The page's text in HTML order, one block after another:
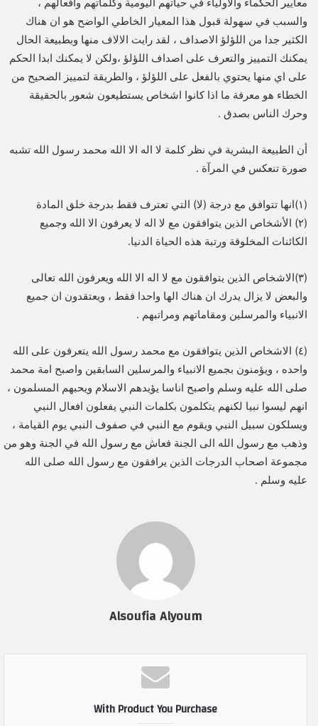
والسبب في سهولة قبول هذا المعيار الخاطي الواضح هو ان هناك
الكثير جدا من اللؤلؤ الاصداف ، لقد رايت الالاف منها وبطبيعة الحال
يمكنك التمييز والتعرف على اصداف اللؤلؤ ،ولكن لا يمكنك ابدا الحكم
على اي منها يحتوي بالفعل على اللؤلؤ ، والطريقة لتمييز الصحيح من
الخطاء هو معرفة ما اذا كانوا اشخاص يستطيعون شعور بالحقيقة
وحرك الناس بصدق .
أن الطبيعة البشرية في نظر كلمة لا اله الا الله محمد رسول الله تشبه
صورة تنعكس في المرآة .
(١)انها تتوافق مع درجة (لا) التي تعترف فقط بدرجة خلق المادة
(٢) الأشخاص الذين يتوافقون مع لا اله لا يعرفون الا الله وجميع
الكائنات المخلوقة ورتبة هذه الحياة الدنيا.
(٣)الاشخاص الذين يتوافقون مع لا اله الا الله ويعرفون الله تعالى
والبعض لا يزال يدرك ان هناك الها واحدا فقط ، ويعتقدون ان جميع
الانبياء والمرسلين ومقاماتهم ومراتبهم .
(٤) الاشخاص الذين يتوافقون مع محمد رسول الله يتعرفون على الله
واحده ، ويؤمنون بجميع الانبياء والمرسلين السابقين واصبح امة محمد
صلى الله عليه وسلم واصبح اناسا يؤيدهم الاسلام ويحبهم المسلمون ،
انهم ليسوا نبيا لكنهم يتكلمون بكلمات النبي يفعلون افعال النبي
ويسلكون سبيل النبي ويقوم مع النبي في صفوف النبي يوم القيامة ،
وذهب مع رسول الله الى الجنة فعاش مع رسول الله في الجنة وهو من
مجموعة اصحاب الدرجات الذين يرافقون مع رسول الله صلى الله
عليه وسلم .
Alsoufia Alyoum
With Product You Purchase